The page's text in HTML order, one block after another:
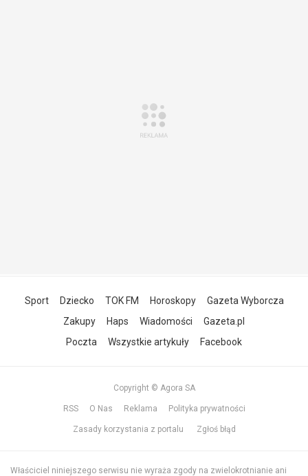
Sport Dziecko TOK FM Horoskopy
Gazeta Wyborcza
Zakupy
Haps Wiadomości
Gazeta.pl
Poczta
Wszystkie artykuły Facebook
Copyright © Agora SA
RSS O Nas Reklama Polityka prywatności
Zasady korzystania z portalu Zgłoś błąd
Właściciel niniejszego serwisu nie wyraża zgody na zwielokrotnianie ani